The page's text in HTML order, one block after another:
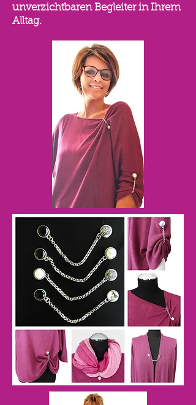
unverzichtbaren Begleiter in Ihrem
Alltag.